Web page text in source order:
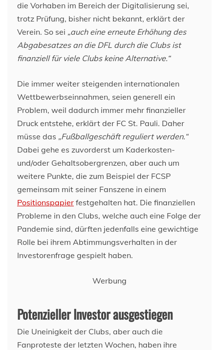
die Vorhaben im Bereich der Digitalisierung sei,
trotz Prüfung, bisher nicht bekannt, erklärt der
Verein. So sei „auch eine erneute Erhöhung des
Abgabesatzes an die DFL durch die Clubs ist
finanziell für viele Clubs keine Alternative.“
Die immer weiter steigenden internationalen
Wettbewerbseinnahmen, seien generell ein
Problem, weil dadurch immer mehr finanzieller
Druck entstehe, erklärt der FC St. Pauli. Daher
müsse das „Fußballgeschäft reguliert werden.“
Dabei gehe es zuvorderst um Kaderkosten-
und/oder Gehaltsobergrenzen, aber auch um
weitere Punkte, die zum Beispiel der FCSP
gemeinsam mit seiner Fanszene in einem
Positionspapier festgehalten hat. Die finanziellen
Probleme in den Clubs, welche auch eine Folge der
Pandemie sind, dürften jedenfalls eine gewichtige
Rolle bei ihrem Abtimmungsverhalten in der
Investorenfrage gespielt haben.
Werbung
Potenzieller Investor ausgestiegen
Die Uneinigkeit der Clubs, aber auch die
Fanproteste der letzten Wochen, haben ihre